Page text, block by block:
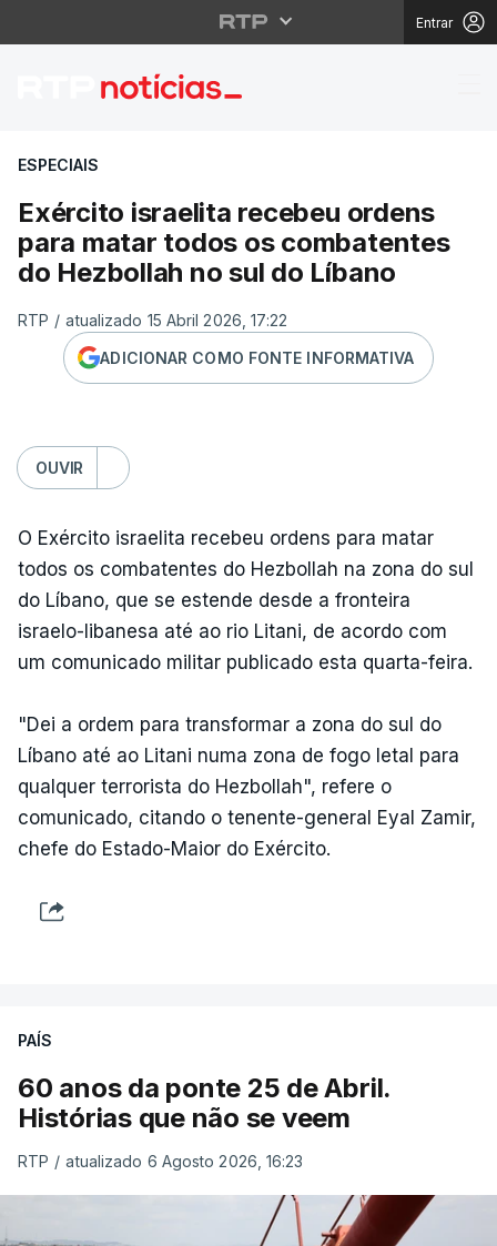
Entrar
Exército israelita
ESPECIAIS
Exército israelita recebeu ordens
para matar todos os combatentes
do Hezbollah no sul do Líbano
RTP / atualizado 15 Abril 2026, 17:22
ADICIONAR COMO FONTE INFORMATIVA
OUVIR
O Exército israelita recebeu ordens para matar
todos os combatentes do Hezbollah na zona do sul
do Líbano, que se estende desde a fronteira
israelo-libanesa até ao rio Litani, de acordo com
um comunicado militar publicado esta quarta-feira.
"Dei a ordem para transformar a zona do sul do
Líbano até ao Litani numa zona de fogo letal para
qualquer terrorista do Hezbollah", refere o
comunicado, citando o tenente-general Eyal Zamir,
chefe do Estado-Maior do Exército.
PAÍS
60 anos da ponte 25 de Abril.
Histórias que não se veem
RTP / atualizado 6 Agosto 2026, 16:23